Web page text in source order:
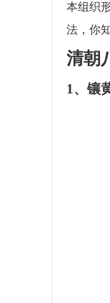
本组织
法，你
清朝
1、镶